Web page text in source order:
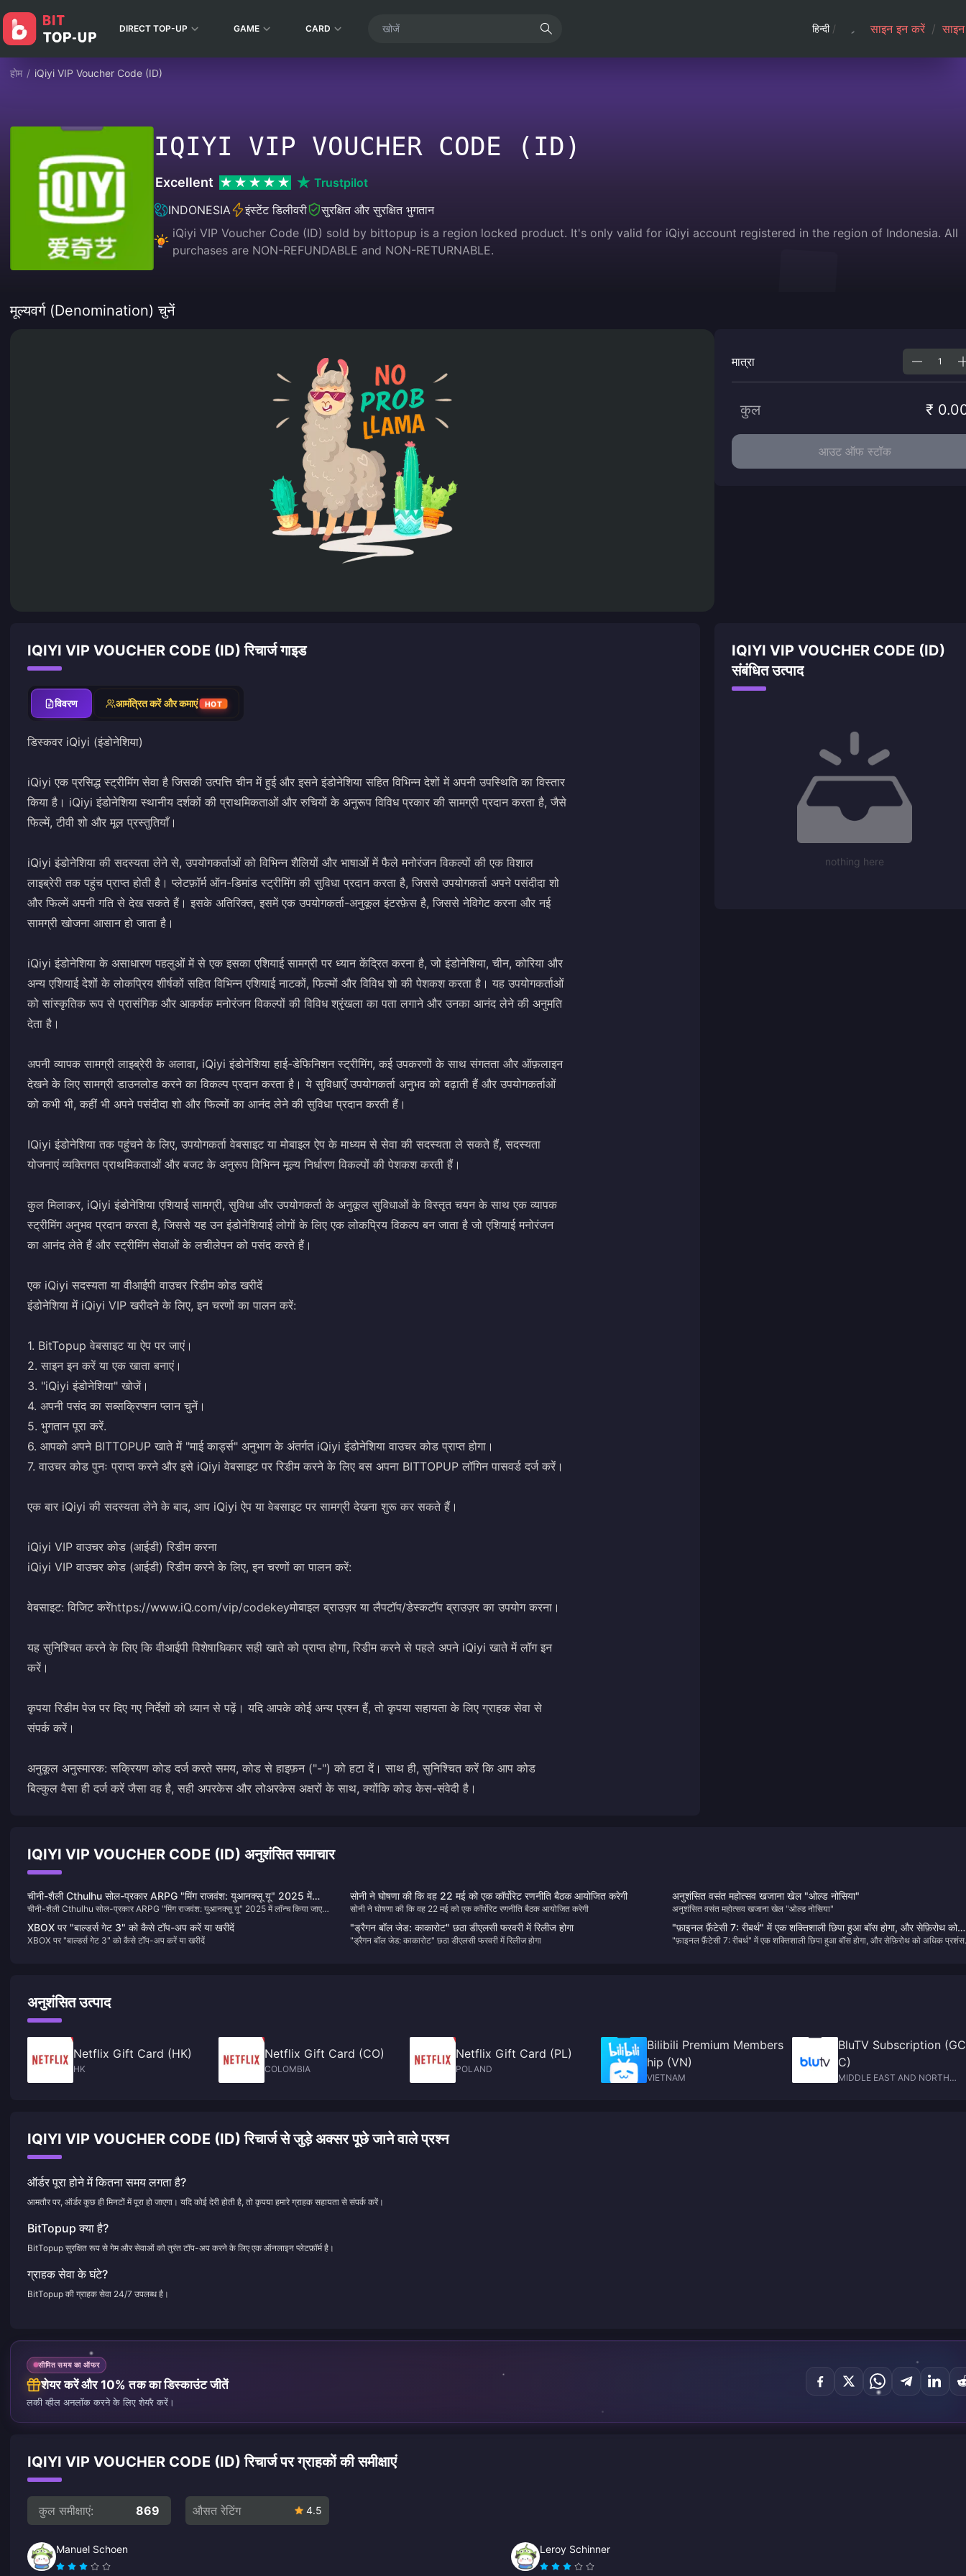
DIRECT TOP-UP GAME CARD हिन्दी / साइन इन करें /
होम / iQiyi VIP Voucher Code (ID)
IQIYI VIP VOUCHER CODE (ID)
Excellent
Trustpilot
INDONESIA
इंस्टेंट डिलीवरी
सुरक्षित और सुरक्षित भुगतान
iQiyi VIP Voucher Code (ID) sold by bittopup is a region locked product. It's only valid for iQiyi account registered in the region of Indonesia. All
purchases are NON-REFUNDABLE and NON-RETURNABLE.
मूल्यवर्ग (Denomination) चुनें
मात्रा
कुल ₹
आउट ऑफ स्टॉक
IQIYI VIP VOUCHER CODE (ID) रिचार्ज गाइड
विवरण आमंत्रित करें और कमाएं HOT
डिस्कवर iQiyi (इंडोनेशिया)
iQiyi एक प्रसिद्ध स्ट्रीमिंग सेवा है जिसकी उत्पत्ति चीन में हुई और इसने इंडोनेशिया सहित विभिन्न देशों में अपनी उपस्थिति का विस्तार
किया है। iQiyi इंडोनेशिया स्थानीय दर्शकों की प्राथमिकताओं और रुचियों के अनुरूप विविध प्रकार की सामग्री प्रदान करता है, जैसे
फिल्में, टीवी शो और मूल प्रस्तुतियाँ।
iQiyi इंडोनेशिया की सदस्यता लेने से, उपयोगकर्ताओं को विभिन्न शैलियों और भाषाओं में फैले मनोरंजन विकल्पों की एक विशाल
लाइब्रेरी तक पहुंच प्राप्त होती है। प्लेटफ़ॉर्म ऑन-डिमांड स्ट्रीमिंग की सुविधा प्रदान करता है, जिससे उपयोगकर्ता अपने पसंदीदा शो
और फिल्में अपनी गति से देख सकते हैं। इसके अतिरिक्त, इसमें एक उपयोगकर्ता-अनुकूल इंटरफ़ेस है, जिससे नेविगेट करना और नई
सामग्री खोजना आसान हो जाता है।
iQiyi इंडोनेशिया के असाधारण पहलुओं में से एक इसका एशियाई सामग्री पर ध्यान केंद्रित करना है, जो इंडोनेशिया, चीन, कोरिया और
अन्य एशियाई देशों के लोकप्रिय शीर्षकों सहित विभिन्न एशियाई नाटकों, फिल्मों और विविध शो की पेशकश करता है। यह उपयोगकर्ताओं
को सांस्कृतिक रूप से प्रासंगिक और आकर्षक मनोरंजन विकल्पों की विविध श्रृंखला का पता लगाने और उनका आनंद लेने की अनुमति
देता है।
अपनी व्यापक सामग्री लाइब्रेरी के अलावा, iQiyi इंडोनेशिया हाई-डेफिनिशन स्ट्रीमिंग, कई उपकरणों के साथ संगतता और ऑफ़लाइन
देखने के लिए सामग्री डाउनलोड करने का विकल्प प्रदान करता है। ये सुविधाएँ उपयोगकर्ता अनुभव को बढ़ाती हैं और उपयोगकर्ताओं
को कभी भी, कहीं भी अपने पसंदीदा शो और फिल्मों का आनंद लेने की सुविधा प्रदान करती हैं।
IQiyi इंडोनेशिया तक पहुंचने के लिए, उपयोगकर्ता वेबसाइट या मोबाइल ऐप के माध्यम से सेवा की सदस्यता ले सकते हैं, सदस्यता
योजनाएं व्यक्तिगत प्राथमिकताओं और बजट के अनुरूप विभिन्न मूल्य निर्धारण विकल्पों की पेशकश करती हैं।
कुल मिलाकर, iQiyi इंडोनेशिया एशियाई सामग्री, सुविधा और उपयोगकर्ता के अनुकूल सुविधाओं के विस्तृत चयन के साथ एक व्यापक
स्ट्रीमिंग अनुभव प्रदान करता है, जिससे यह उन इंडोनेशियाई लोगों के लिए एक लोकप्रिय विकल्प बन जाता है जो एशियाई मनोरंजन
का आनंद लेते हैं और स्ट्रीमिंग सेवाओं के लचीलेपन को पसंद करते हैं।
एक iQiyi सदस्यता या वीआईपी वाउचर रिडीम कोड खरीदें
इंडोनेशिया में iQiyi VIP खरीदने के लिए, इन चरणों का पालन करें:
1. BitTopup वेबसाइट या ऐप पर जाएं।
2. साइन इन करें या एक खाता बनाएं।
3. "iQiyi इंडोनेशिया" खोजें।
4. अपनी पसंद का सब्सक्रिप्शन प्लान चुनें।
5. भुगतान पूरा करें.
6. आपको अपने BITTOPUP खाते में "माई कार्ड्स" अनुभाग के अंतर्गत iQiyi इंडोनेशिया वाउचर कोड प्राप्त होगा।
7. वाउचर कोड पुनः प्राप्त करने और इसे iQiyi वेबसाइट पर रिडीम करने के लिए बस अपना BITTOPUP लॉगिन पासवर्ड दर्ज करें।
एक बार iQiyi की सदस्यता लेने के बाद, आप iQiyi ऐप या वेबसाइट पर सामग्री देखना शुरू कर सकते हैं।
iQiyi VIP वाउचर कोड (आईडी) रिडीम करना
iQiyi VIP वाउचर कोड (आईडी) रिडीम करने के लिए, इन चरणों का पालन करें:
वेबसाइट: विजिट करेंhttps://www.iQ.com/vip/codekeyमोबाइल ब्राउज़र या लैपटॉप/डेस्कटॉप ब्राउज़र का उपयोग करना।
यह सुनिश्चित करने के लिए कि वीआईपी विशेषाधिकार सही खाते को प्राप्त होगा, रिडीम करने से पहले अपने iQiyi खाते में लॉग इन
करें।
कृपया रिडीम पेज पर दिए गए निर्देशों को ध्यान से पढ़ें। यदि आपके कोई अन्य प्रश्न हैं, तो कृपया सहायता के लिए ग्राहक सेवा से
संपर्क करें।
अनुकूल अनुस्मारक: सक्रियण कोड दर्ज करते समय, कोड से हाइफ़न ("-") को हटा दें। साथ ही, सुनिश्चित करें कि आप कोड
बिल्कुल वैसा ही दर्ज करें जैसा वह है, सही अपरकेस और लोअरकेस अक्षरों के साथ, क्योंकि कोड केस-संवेदी है।
IQIYI VIP VOUCHER CODE (ID)
संबंधित उत्पाद
nothing here
IQIYI VIP VOUCHER CODE (ID) अनुशंसित समाचार
चीनी-शैली Cthulhu सोल-प्रकार ARPG "मिंग राजवंश: युआनक्सू यू" 2025 में
लॉन्च किया जाएगा और XGP पर लॉन्च किया जाएगा।
चीनी-शैली Cthulhu सोल-प्रकार ARPG "मिंग राजवंश: युआनक्सू यू" 2025 में लॉन्च किया जाएगा
और XGP पर लॉन्च किया जाएगा।
सोनी ने घोषणा की कि वह 22 मई को एक कॉर्पोरेट रणनीति बैठक आयोजित करेगी
सोनी ने घोषणा की कि वह 22 मई को एक कॉर्पोरेट रणनीति बैठक आयोजित करेगी
अनुशंसित वसंत महोत्सव खजाना खेल "ओल्ड नोसिया"
अनुशंसित वसंत महोत्सव खजाना खेल "ओल्ड नोसिया"
XBOX पर "बाल्डर्स गेट 3" को कैसे टॉप-अप करें या खरीदें
XBOX पर "बाल्डर्स गेट 3" को कैसे टॉप-अप करें या खरीदें
"ड्रैगन बॉल जेड: काकारोट" छठा डीएलसी फरवरी में रिलीज होगा
"ड्रैगन बॉल जेड: काकारोट" छठा डीएलसी फरवरी में रिलीज होगा
"फ़ाइनल फ़ैंटेसी 7: रीबर्थ" में एक शक्तिशाली छिपा हुआ बॉस होगा, और सेफ़िरोथ को
अधिक प्रशंसक मिल सकते हैं
"फ़ाइनल फ़ैंटेसी 7: रीबर्थ" में एक शक्तिशाली छिपा हुआ बॉस होगा, और सेफ़िरोथ को अधिक
अनुशंसित उत्पाद
Netflix Gift Card (HK)
HK
Netflix Gift Card (CO)
COLOMBIA
Netflix Gift Card (PL)
POLAND
Bilibili Premium Members
hip (VN)
VIETNAM
BluTV Subscription (GC
C)
MIDDLE EAST AND NORTH
IQIYI VIP VOUCHER CODE (ID) रिचार्ज से जुड़े अक्सर पूछे जाने वाले प्रश्न
ऑर्डर पूरा होने में कितना समय लगता है?
आमतौर पर, ऑर्डर कुछ ही मिनटों में पूरा हो जाएगा। यदि कोई देरी होती है, तो कृपया हमारे ग्राहक सहायता से संपर्क करें।
BitTopup क्या है?
BitTopup सुरक्षित रूप से गेम और सेवाओं को तुरंत टॉप-अप करने के लिए एक ऑनलाइन प्लेटफ़ॉर्म है।
ग्राहक सेवा के घंटे?
BitTopup की ग्राहक सेवा 24/7 उपलब्ध है।
सीमित समय का ऑफर
शेयर करें और 10% तक का डिस्काउंट जीतें
लकी व्हील अनलॉक करने के लिए शेयर करें।
IQIYI VIP VOUCHER CODE (ID) रिचार्ज पर ग्राहकों की समीक्षाएं
कुल समीक्षाएं: 869 औसत रेटिंग 4.5
Manuel Schoen Leroy Schinner